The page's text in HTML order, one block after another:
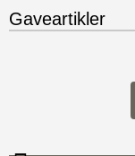
Gaveartikler